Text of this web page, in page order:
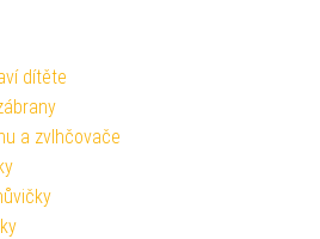
dítěte
a zvlhčovače